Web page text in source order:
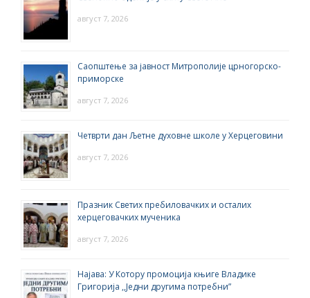
август 7, 2026
Саопштење за јавност Митрополије црногорско-
приморске
август 7, 2026
Четврти дан Љетне духовне школе у Херцеговини
август 7, 2026
Празник Светих пребиловачких и осталих
херцеговачких мученика
август 7, 2026
Најава: У Котору промоција књиге Владике
Григорија ,,Једни другима потребни”